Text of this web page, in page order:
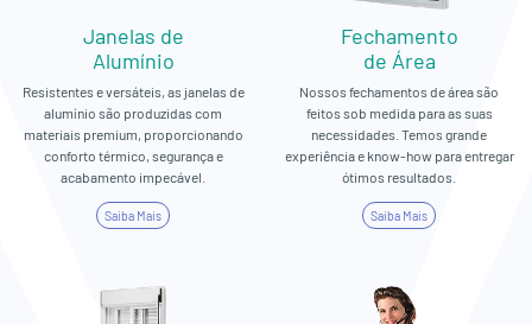
Janelas de
Alumínio
Resistentes e versáteis, as janelas de
alumínio são produzidas com
materiais premium, proporcionando
conforto térmico, segurança e
acabamento impecável.
Saiba Mais
Fechamento
de Área
Nossos fechamentos de área são
feitos sob medida para as suas
necessidades. Temos grande
experiência e know-how para entregar
ótimos resultados.
Saiba Mais